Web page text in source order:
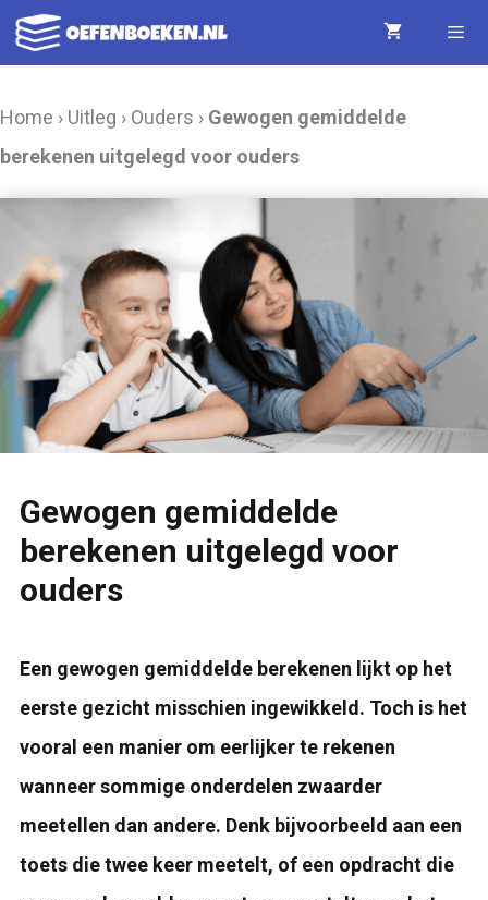
Ga
naar
Home › Uitleg › Ouders › Gewogen gemiddelde
berekenen uitgelegd voor ouders
Gewogen gemiddelde
berekenen uitgelegd voor
ouders
Een gewogen gemiddelde berekenen lijkt op het
eerste gezicht misschien ingewikkeld. Toch is het
vooral een manier om eerlijker te rekenen
wanneer sommige onderdelen zwaarder
meetellen dan andere. Denk bijvoorbeeld aan een
toets die twee keer meetelt, of een opdracht die